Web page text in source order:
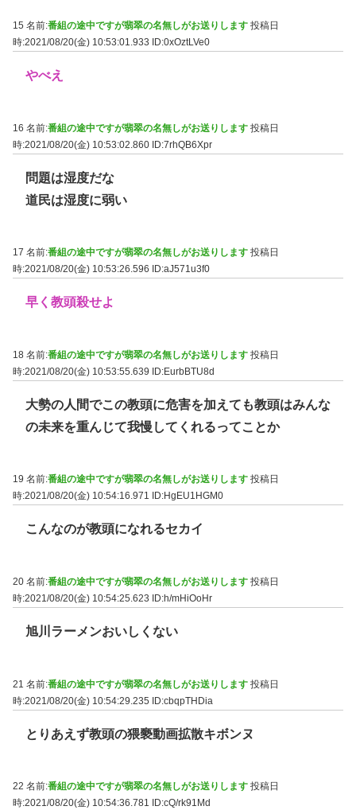
15 名前:番組の途中ですが翡翠の名無しがお送りします 投稿日
時:2021/08/20(金) 10:53:01.933
ID:0xOztLVe0
やべえ
16 名前:番組の途中ですが翡翠の名無しがお送りします 投稿日
時:2021/08/20(金) 10:53:02.860 ID:7rhQB6Xpr
問題は湿度だな
道民は湿度に弱い
17 名前:番組の途中ですが翡翠の名無しがお送りします 投稿日
時:2021/08/20(金) 10:53:26.596
ID:aJ571u3f0
早く教頭殺せよ
18 名前:番組の途中ですが翡翠の名無しがお送りします 投稿日
時:2021/08/20(金) 10:53:55.639 ID:EurbBTU8d
大勢の人間でこの教頭に危害を加えても教頭はみんな
の未来を重んじて我慢してくれるってことか
19 名前:番組の途中ですが翡翠の名無しがお送りします 投稿日
時:2021/08/20(金) 10:54:16.971
ID:HgEU1HGM0
こんなのが教頭になれるセカイ
20 名前:番組の途中ですが翡翠の名無しがお送りします 投稿日
時:2021/08/20(金) 10:54:25.623
ID:h/mHiOoHr
旭川ラーメンおいしくない
21 名前:番組の途中ですが翡翠の名無しがお送りします 投稿日
時:2021/08/20(金) 10:54:29.235 ID:cbqpTHDia
とりあえず教頭の猥褻動画拡散キボンヌ
22 名前:番組の途中ですが翡翠の名無しがお送りします 投稿日
時:2021/08/20(金) 10:54:36.781
ID:cQ/rk91Md